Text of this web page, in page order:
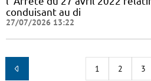
conduisant au di
27/07/2026 13:22
1 2 3